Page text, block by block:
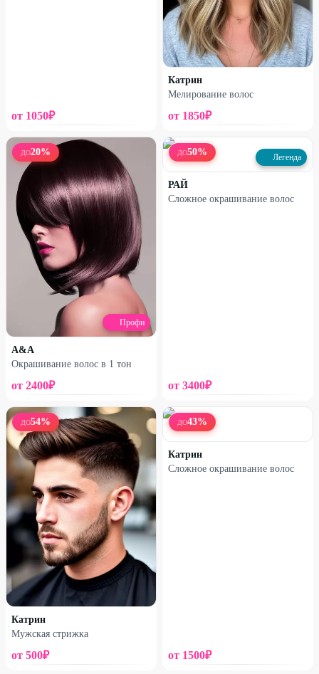
от 1050₽
Катрин
Мелирование волос
от 1850₽
ДО20%
Профи
A&A
Окрашивание волос в 1 тон
от 2400₽
ДО50% Легенда
РАЙ
Сложное окрашивание волос
от 3400₽
ДО54%
Катрин
Мужская стрижка
от 500₽
ДО43%
Катрин
Сложное окрашивание волос
от 1500₽